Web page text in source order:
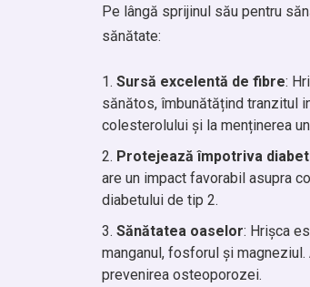
Pe lângă sprijinul său pentru
sănătate:
Sursă excelentă de fibre:
sănătos, îmbunătățind tranzitul
colesterolului și la menținerea
Protejează împotriva
are un impact favorabil asupra
diabetului de tip 2.
Sănătatea oaselor: Hrișca
manganul, fosforul și
prevenirea osteoporozei.